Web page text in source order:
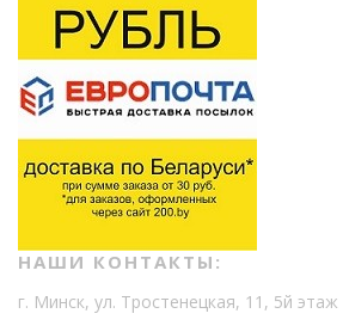
НАШИ КОНТАКТЫ:
г. Минск, ул. Тростенецкая, 11, 5й этаж